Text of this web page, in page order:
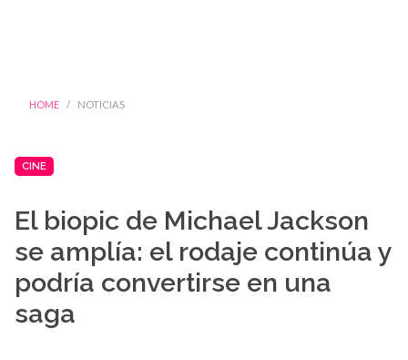
HOME NOTICIAS
CINE
El biopic de Michael Jackson
se amplía: el rodaje continúa y
podría convertirse en una
saga